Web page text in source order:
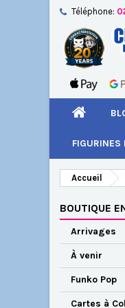
Téléphone:
FIGURINES
Accueil
BOUTIQUE
Arrivages
À venir
Funko Pop
Cartes à